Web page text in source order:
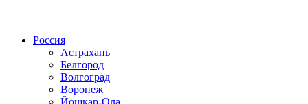
Россия
Астрахань
Белгород
Волгоград
Воронеж
Йошкар-Ола